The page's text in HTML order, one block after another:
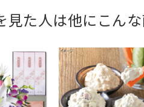
見た人は他にこんな